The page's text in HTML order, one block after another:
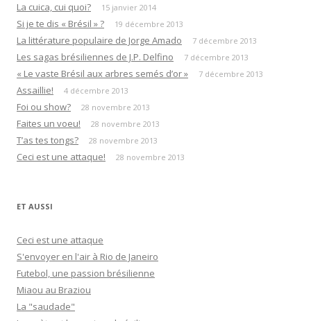
La cuica, cui quoi? 15 janvier 2014
Si je te dis « Brésil » ? 19 décembre 2013
La littérature populaire de Jorge Amado 7 décembre 2013
Les sagas brésiliennes de J.P. Delfino 7 décembre 2013
« Le vaste Brésil aux arbres semés d’or » 7 décembre 2013
Assaillie! 4 décembre 2013
Foi ou show? 28 novembre 2013
Faites un voeu! 28 novembre 2013
T’as tes tongs? 28 novembre 2013
Ceci est une attaque! 28 novembre 2013
ET AUSSI
Ceci est une attaque
S'envoyer en l'air à Rio de Janeiro
Futebol, une passion brésilienne
Miaou au Braziou
La "saudade"